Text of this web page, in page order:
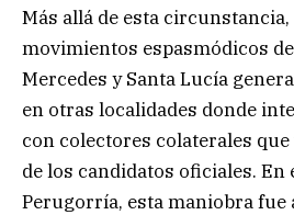
Más allá de esta
movimientos espasmódicos
Mercedes y Santa Lucía
en otras localidades donde
con colectores colaterales
de los candidatos oficiales. En
Perugorría, esta maniobra fue